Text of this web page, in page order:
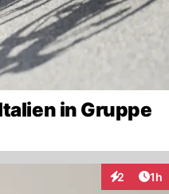
in Gruppe
2 1h